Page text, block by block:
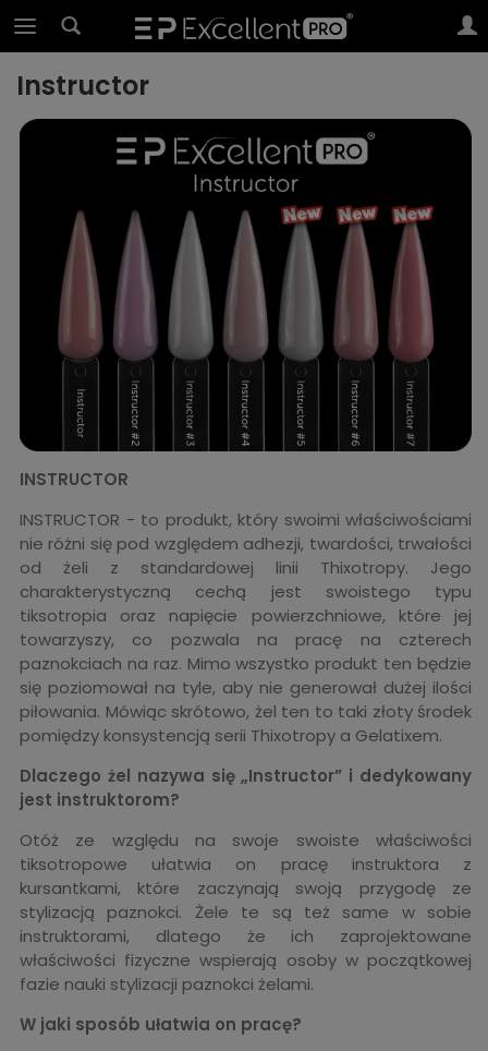
Instructor
INSTRUCTOR
INSTRUCTOR - to produkt, który swoimi właściwościami
nie różni się pod względem adhezji, twardości, trwałości
od żeli z standardowej linii Thixotropy. Jego
charakterystyczną cechą jest swoistego typu
tiksotropia oraz napięcie powierzchniowe, które jej
towarzyszy, co pozwala na pracę na czterech
paznokciach na raz. Mimo wszystko produkt ten będzie
się poziomował na tyle, aby nie generował dużej ilości
piłowania. Mówiąc skrótowo, żel ten to taki złoty środek
pomiędzy konsystencją serii Thixotropy a Gelatixem.
Dlaczego żel nazywa się „Instructor” i dedykowany
jest instruktorom?
Otóż ze względu na swoje swoiste właściwości
tiksotropowe ułatwia on pracę instruktora z
kursantkami, które zaczynają swoją przygodę ze
stylizacją paznokci. Żele te są też same w sobie
instruktorami, dlatego że ich zaprojektowane
właściwości fizyczne wspierają osoby w początkowej
fazie nauki stylizacji paznokci żelami.
W jaki sposób ułatwia on pracę?